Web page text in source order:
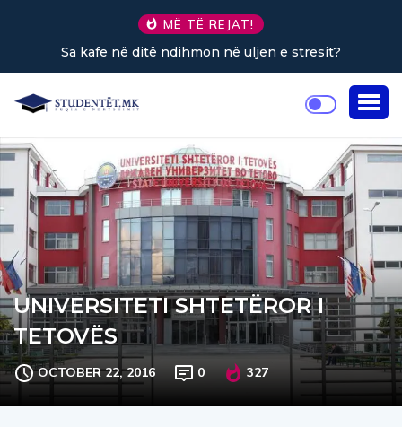
MË TË REJAT!
Sa kafe në ditë ndihmon në uljen e stresit?
UNIVERSITETI SHTETËROR I
TETOVËS
OCTOBER 22, 2016 0 327